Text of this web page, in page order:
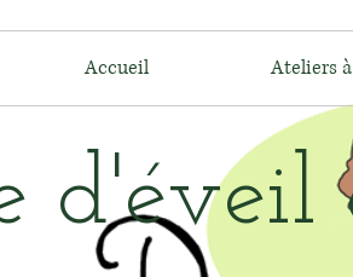
d'éveil
Accueil Ateliers